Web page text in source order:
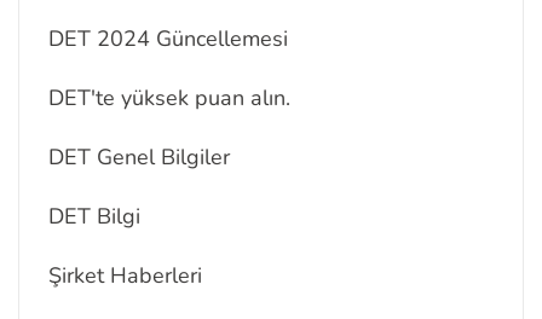
DET 2024 Güncellemesi
DET'te yüksek puan alın.
DET Genel Bilgiler
DET Bilgi
Şirket Haberleri